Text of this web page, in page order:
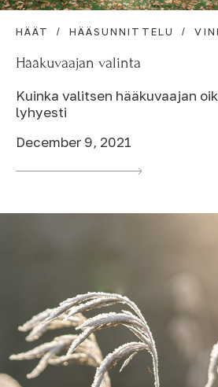
HÄÄT HÄÄSUNNITTELU
Hääkuvaajan valinta
Kuinka valitsen hääkuvaajan
lyhyesti
December 9, 2021